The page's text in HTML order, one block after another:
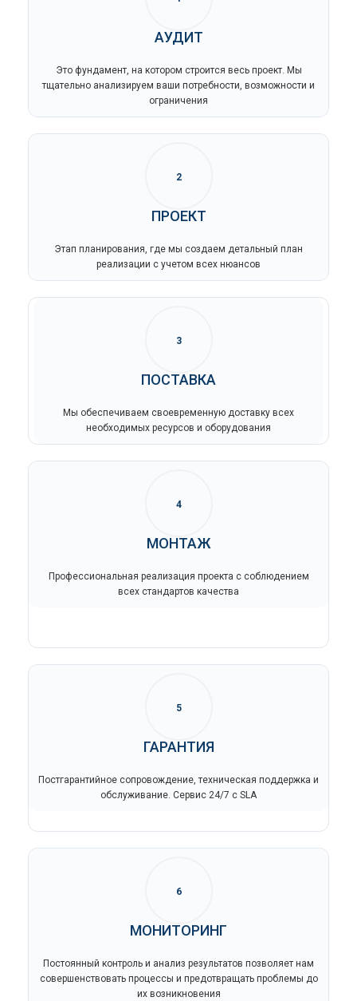
АУДИТ
Это фундамент, на котором строится весь проект. Мы
тщательно анализируем ваши потребности, возможности и
ограничения
2
ПРОЕКТ
Этап планирования, где мы создаем детальный план
реализации с учетом всех нюансов
3
ПОСТАВКА
Мы обеспечиваем своевременную доставку всех
необходимых ресурсов и оборудования
4
МОНТАЖ
Профессиональная реализация проекта с соблюдением
всех стандартов качества
5
ГАРАНТИЯ
Постгарантийное сопровождение, техническая поддержка и
обслуживание. Сервис 24/7 с SLA
6
МОНИТОРИНГ
Постоянный контроль и анализ результатов позволяет нам
совершенствовать процессы и предотвращать проблемы до
их возникновения